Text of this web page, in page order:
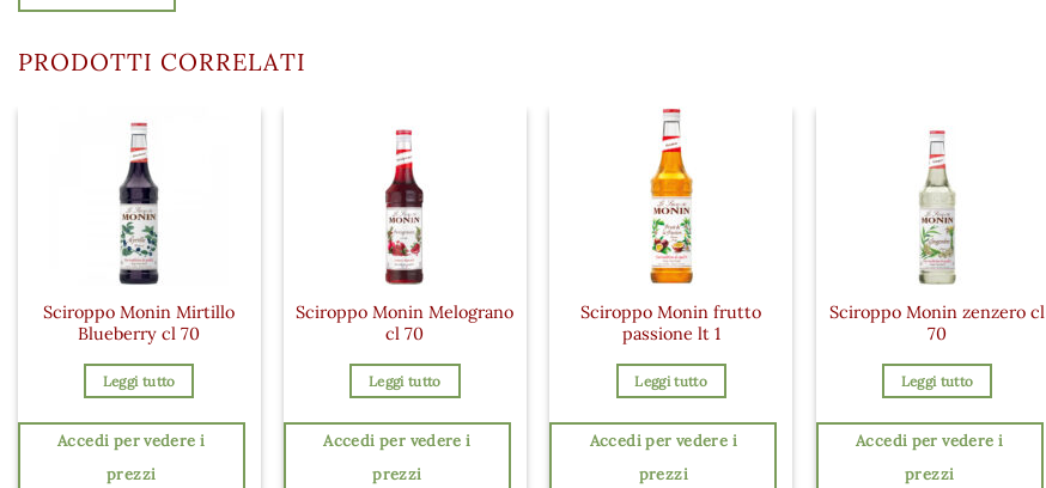
PRODOTTI CORRELATI
Sciroppo Monin Mirtillo
Blueberry cl 70
Leggi tutto
Accedi per vedere i
prezzi
Sciroppo Monin Melograno
cl 70
Leggi tutto
Accedi per vedere i
prezzi
Sciroppo Monin frutto
passione lt 1
Leggi tutto
Accedi per vedere i
prezzi
Sciroppo Monin zenzero cl
70
Leggi tutto
Accedi per vedere i
prezzi